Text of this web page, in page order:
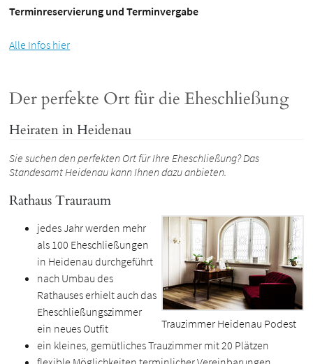
Terminreservierung und Terminvergabe
Alle Infos hier
Der perfekte Ort für die Eheschließung
Heiraten in Heidenau
Sie suchen den perfekten Ort für Ihre Eheschließung? Das
Standesamt Heidenau kann Ihnen dazu anbieten.
Rathaus Trauraum
Trauzimmer Heidenau Podest
jedes Jahr werden mehr
als 100 Eheschließungen
in Heidenau durchgeführt
nach Umbau des
Rathauses erhielt auch das
Eheschließungszimmer
ein neues Outfit
ein kleines, gemütliches Trauzimmer mit 20 Plätzen